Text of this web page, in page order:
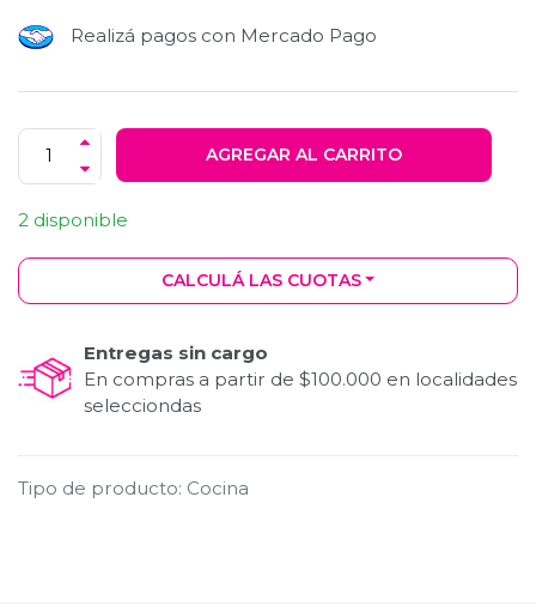
Realizá pagos con Mercado Pago
AGREGAR AL CARRITO
2 disponible
CALCULÁ LAS CUOTAS
Entregas sin cargo
En compras a partir de $100.000 en localidades
selecciondas
Tipo de producto: Cocina